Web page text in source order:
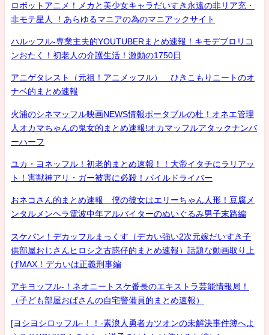
ロボットアニメ！メカと美少女キャラだいすき永遠の非リア充・
非モテ星人 ！あらゆるマニアの為のマニアックサイト
ハルッフル-専業主夫的YOUTUBERまとめ速報！キモデブロリコ
ンおたく！初老人の介護生活！激動の1750日
アニゲタレスト（元祖！アニメッフル） ひきこもりニートのオ
ナベ的まとめ速報
火浦のシネマッフル映画NEWS情報ポータブルの杜！オネエ管理
人オカマちゃんの鬼女的まとめ速報!オカマッフルアタックナンバ
ーハーフ
ユカ・ヨネッフル！初老的まとめ速報！！大帝イタチにラリアッ
ト！害獣神アリ・ガー被害に必殺！パイルドライバー
おネコさん的まとめ速報 僕の彼女はエリーちゃん人形！豆腐メ
ンタルメンヘラ電波中年アルバイターのぬいぐるみ男子末路編
スケバン！デカッフルまっくす（デカい強い2次元嫁だいすき子
供部屋おじさんヒロシ之古惑仔的まとめ速報）話題な動画取り上
げMAX！デカいは正義刑事編
アキヨッフル-！ネオニートスケ番長のエキストラ芸能情報局！
（子ども部屋おばさんの自宅警備員的まとめ速報）
[ヨシヨシロッフル-！！-素浪人勇者カツオンの未解決事件簿へよ